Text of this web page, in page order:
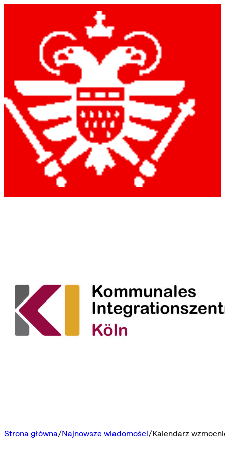
Strona główna Najnowsze wiadomości Kalendarz